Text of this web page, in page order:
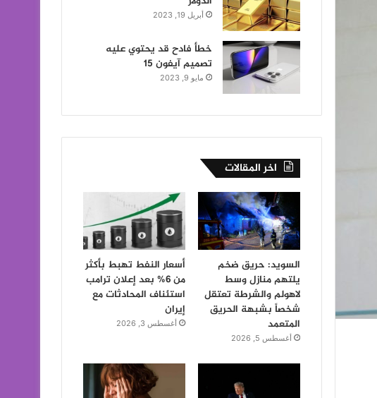
أبريل 19, 2023
خطأ فادح قد يحتوي عليه
تصميم آيفون 15
مايو 9, 2023
اخر المقالات
السويد: حريق ضخم
يلتهم منازل وسط
لاهولم والشرطة تعتقل
شخصاً بشبهة الحريق
المتعمد
أغسطس 5, 2026
أسعار النفط تهبط بأكثر
من 6% بعد إعلان ترامب
استئناف المحادثات مع
إيران
أغسطس 3, 2026